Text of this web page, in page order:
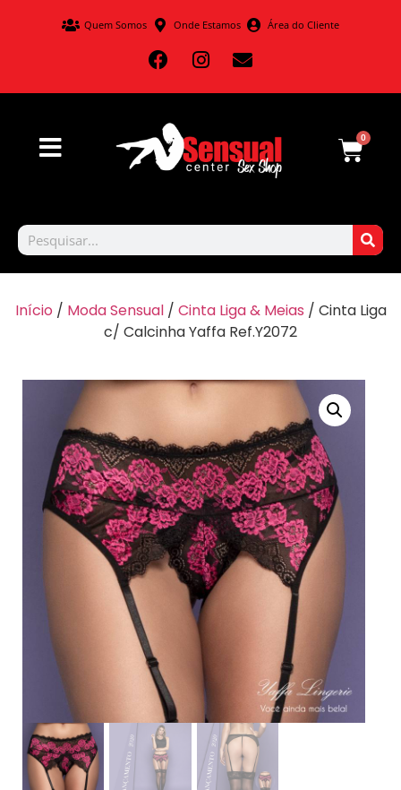
Quem Somos Onde Estamos Área do Cliente
0
Início / Moda Sensual/ Cinta Liga & Meias / Cinta Liga
c/ Calcinha Yaffa Ref.Y2072